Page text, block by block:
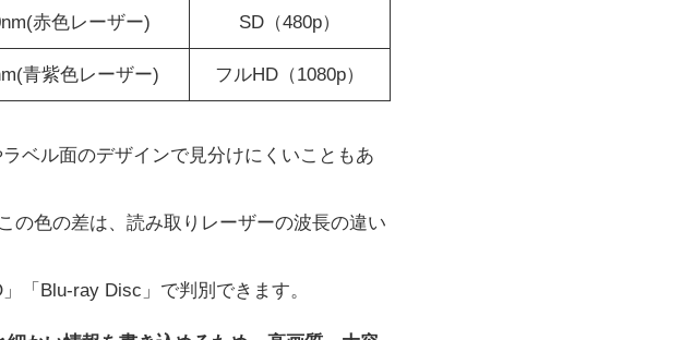
赤色レーザー) SD（480p）
青紫色レーザー) フルHD（1080p）
ベル面のデザインで見分けにくいこともあ
の色の差は、読み取りレーザーの波長の違い
「Blu-ray Disc」で判別できます。